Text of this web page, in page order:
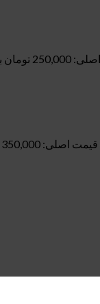
تومان بود.
قیمت اصلی: 350,000 تومان بود.